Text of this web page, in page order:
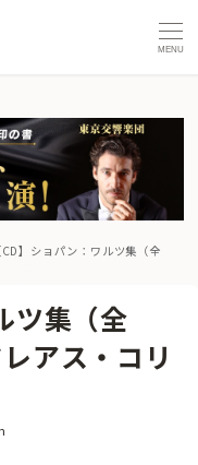
MENU
CD】ショパン：ワルツ集（全
ツ集（全
アス・コリ